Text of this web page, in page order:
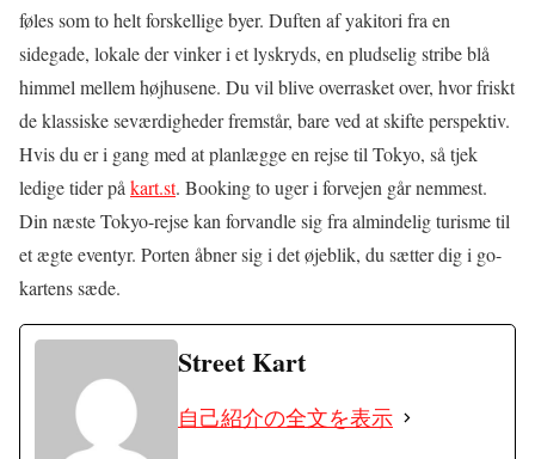
føles som to helt forskellige byer. Duften af yakitori fra en
sidegade, lokale der vinker i et lyskryds, en pludselig stribe blå
himmel mellem højhusene. Du vil blive overrasket over, hvor friskt
de klassiske seværdigheder fremstår, bare ved at skifte perspektiv.
Hvis du er i gang med at planlægge en rejse til Tokyo, så tjek
ledige tider på kart.st. Booking to uger i forvejen går nemmest.
Din næste Tokyo-rejse kan forvandle sig fra almindelig turisme til
et ægte eventyr. Porten åbner sig i det øjeblik, du sætter dig i go-
kartens sæde.
Street Kart
自己紹介の全文を表示